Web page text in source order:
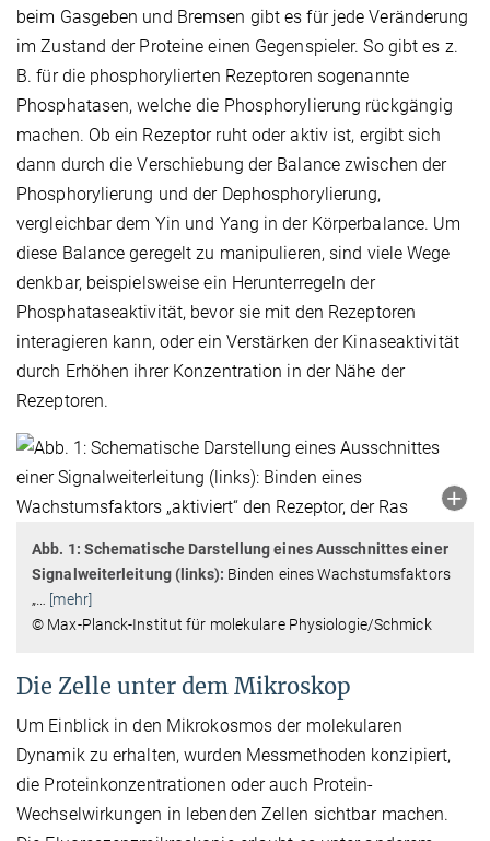
beim Gasgeben und Bremsen gibt es für jede Veränderung
im Zustand der Proteine einen Gegenspieler. So gibt es z.
B. für die phosphorylierten Rezeptoren sogenannte
Phosphatasen, welche die Phosphorylierung rückgängig
machen. Ob ein Rezeptor ruht oder aktiv ist, ergibt sich
dann durch die Verschiebung der Balance zwischen der
Phosphorylierung und der Dephosphorylierung,
vergleichbar dem Yin und Yang in der Körperbalance. Um
diese Balance geregelt zu manipulieren, sind viele Wege
denkbar, beispielsweise ein Herunterregeln der
Phosphataseaktivität, bevor sie mit den Rezeptoren
interagieren kann, oder ein Verstärken der Kinaseaktivität
durch Erhöhen ihrer Konzentration in der Nähe der
Rezeptoren.
Abb. 1: Schematische Darstellung eines Ausschnittes einer
Signalweiterleitung (links): Binden eines Wachstumsfaktors
„… [mehr]
© Max-Planck-Institut für molekulare Physiologie/Schmick
Die Zelle unter dem Mikroskop
Um Einblick in den Mikrokosmos der molekularen
Dynamik zu erhalten, wurden Messmethoden konzipiert,
die Proteinkonzentrationen oder auch Protein-
Wechselwirkungen in lebenden Zellen sichtbar machen.